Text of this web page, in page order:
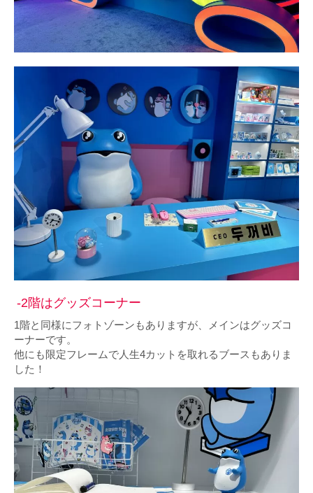
-2階はグッズコーナー
1階と同様にフォトゾーンもありますが、メインはグッズコ
ーナーです。
他にも限定フレームで人生4カットを取れるブースもありま
した！